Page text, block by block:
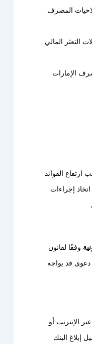
المصرف
التعثر المالي
الإمارات
الفوائد
إجراءات
وفقًا لقانون
دعوى قد يواجه
الإنترنت أو
إبلاغ البنك